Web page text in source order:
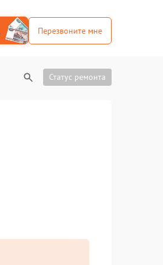
Перезвоните мне
Статус ремонта